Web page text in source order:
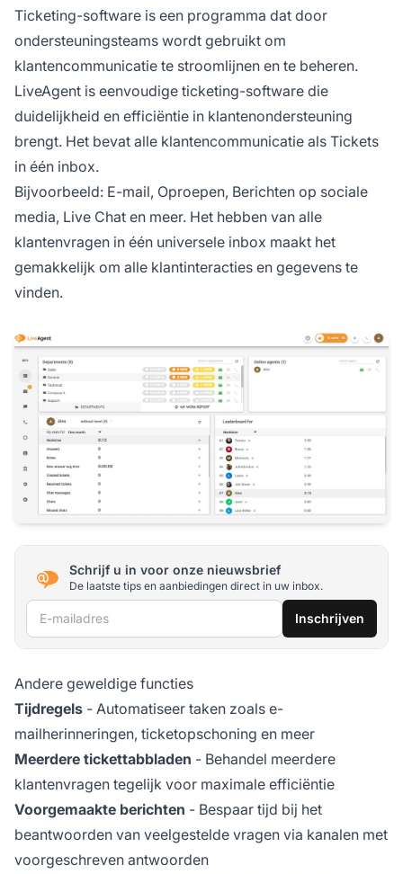
Ticketing-software is een programma dat door
ondersteuningsteams wordt gebruikt om
klantencommunicatie te stroomlijnen en te beheren.
LiveAgent is eenvoudige ticketing-software die
duidelijkheid en efficiëntie in klantenondersteuning
brengt. Het bevat alle klantencommunicatie als Tickets
in één inbox.
Bijvoorbeeld: E-mail, Oproepen, Berichten op sociale
media, Live Chat en meer. Het hebben van alle
klantenvragen in één universele inbox maakt het
gemakkelijk om alle klantinteracties en gegevens te
vinden.
Schrijf u in voor onze nieuwsbrief
De laatste tips en aanbiedingen direct in uw inbox.
E-mailadres Inschrijven
Andere geweldige functies
Tijdregels - Automatiseer taken zoals e-
mailherinneringen, ticketopschoning en meer
Meerdere tickettabbladen - Behandel meerdere
klantenvragen tegelijk voor maximale efficiëntie
Voorgemaakte berichten - Bespaar tijd bij het
beantwoorden van veelgestelde vragen via kanalen met
voorgeschreven antwoorden